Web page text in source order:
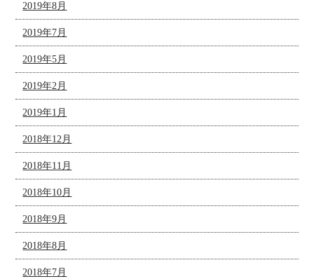
2019年8月
2019年7月
2019年5月
2019年2月
2019年1月
2018年12月
2018年11月
2018年10月
2018年9月
2018年8月
2018年7月